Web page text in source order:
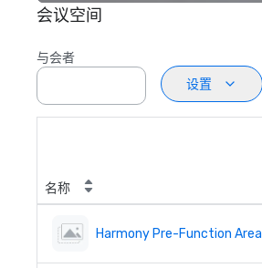
会议空间
与会者
设置
名称
Harmony Pre-Function Area